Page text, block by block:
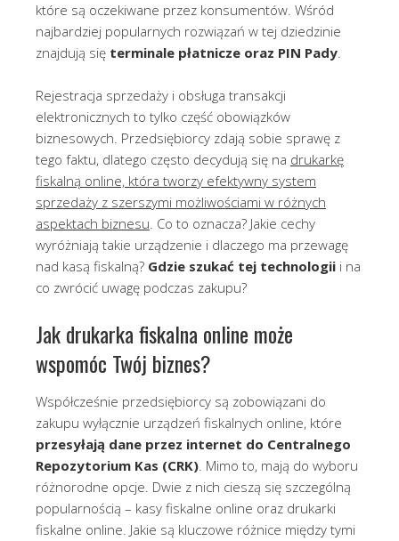
które są oczekiwane przez konsumentów. Wśród
najbardziej popularnych rozwiązań w tej dziedzinie
znajdują się terminale płatnicze oraz PIN Pady.
Rejestracja sprzedaży i obsługa transakcji
elektronicznych to tylko część obowiązków
biznesowych. Przedsiębiorcy zdają sobie sprawę z
tego faktu, dlatego często decydują się na drukarkę
fiskalną online, która tworzy efektywny system
sprzedaży z szerszymi możliwościami w różnych
aspektach biznesu. Co to oznacza? Jakie cechy
wyróżniają takie urządzenie i dlaczego ma przewagę
nad kasą fiskalną? Gdzie szukać tej technologii i na
co zwrócić uwagę podczas zakupu?
Jak drukarka fiskalna online może
wspomóc Twój biznes?
Współcześnie przedsiębiorcy są zobowiązani do
zakupu wyłącznie urządzeń fiskalnych online, które
przesyłają dane przez internet do Centralnego
Repozytorium Kas (CRK). Mimo to, mają do wyboru
różnorodne opcje. Dwie z nich cieszą się szczególną
popularnością – kasy fiskalne online oraz drukarki
fiskalne online. Jakie są kluczowe różnice między tymi